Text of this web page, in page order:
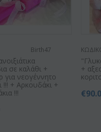
Birth47
σε καλάθι +
για νεογέννητο
!!! + Αρκουδάκι +
!!!
+
€